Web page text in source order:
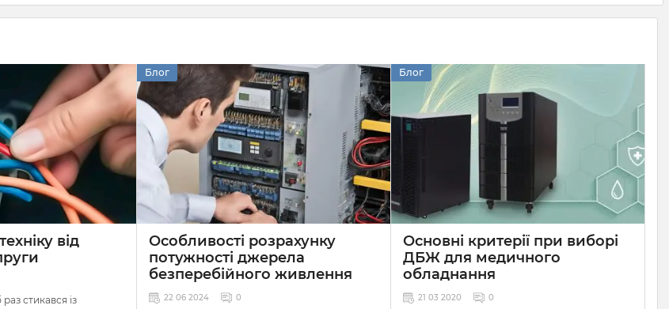
від
стикався із
Блог
Особливості розрахунку
потужності джерела
безперебійного живлення
22 06 2024 0
Блог
Основні критерії при виборі
ДБЖ для медичного
обладнання
21 03 2020 0